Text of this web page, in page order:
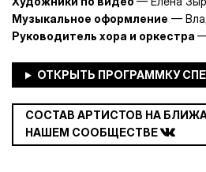
Музыкальное оформление —
Руководитель хора и оркестра —
СОСТАВ АРТИСТОВ НА
НАШЕМ СООБЩЕСТВЕ